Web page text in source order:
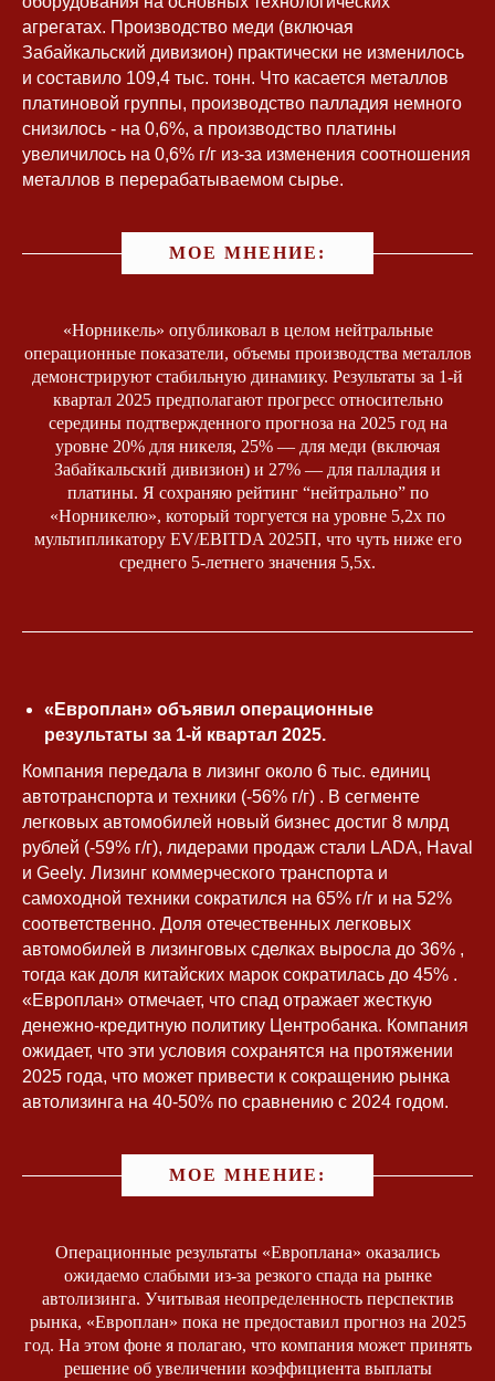
агрегатах. Производство меди (включая
Забайкальский дивизион) практически не изменилось
и составило 109,4 тыс. тонн. Что касается металлов
платиновой группы, производство палладия немного
снизилось - на 0,6%, а производство платины
увеличилось на 0,6% г/г из-за изменения соотношения
металлов в перерабатываемом сырье.
МОЕ МНЕНИЕ:
«Норникель» опубликовал в целом нейтральные
операционные показатели, объемы производства металлов
демонстрируют стабильную динамику. Результаты за 1-й
квартал 2025 предполагают прогресс относительно
середины подтвержденного прогноза на 2025 год на
уровне 20% для никеля, 25% — для меди (включая
Забайкальский дивизион) и 27% — для палладия и
платины. Я сохраняю рейтинг “нейтрально” по
«Норникелю», который торгуется на уровне 5,2x по
мультипликатору EV/EBITDA 2025П, что чуть ниже его
среднего 5-летнего значения 5,5x.
«Европлан» объявил операционные
результаты за 1-й квартал 2025.
Компания передала в лизинг около 6 тыс. единиц
автотранспорта и техники (-56% г/г) . В сегменте
легковых автомобилей новый бизнес достиг 8 млрд
рублей (-59% г/г), лидерами продаж стали LADA, Haval
и Geely. Лизинг коммерческого транспорта и
самоходной техники сократился на 65% г/г и на 52%
соответственно. Доля отечественных легковых
автомобилей в лизинговых сделках выросла до 36% ,
тогда как доля китайских марок сократилась до 45% .
«Европлан» отмечает, что спад отражает жесткую
денежно-кредитную политику Центробанка. Компания
ожидает, что эти условия сохранятся на протяжении
2025 года, что может привести к сокращению рынка
автолизинга на 40-50% по сравнению с 2024 годом.
МОЕ МНЕНИЕ:
Операционные результаты «Европлана» оказались
ожидаемо слабыми из-за резкого спада на рынке
автолизинга. Учитывая неопределенность перспектив
рынка, «Европлан» пока не предоставил прогноз на 2025
год. На этом фоне я полагаю, что компания может принять
решение об увеличении коэффициента выплаты